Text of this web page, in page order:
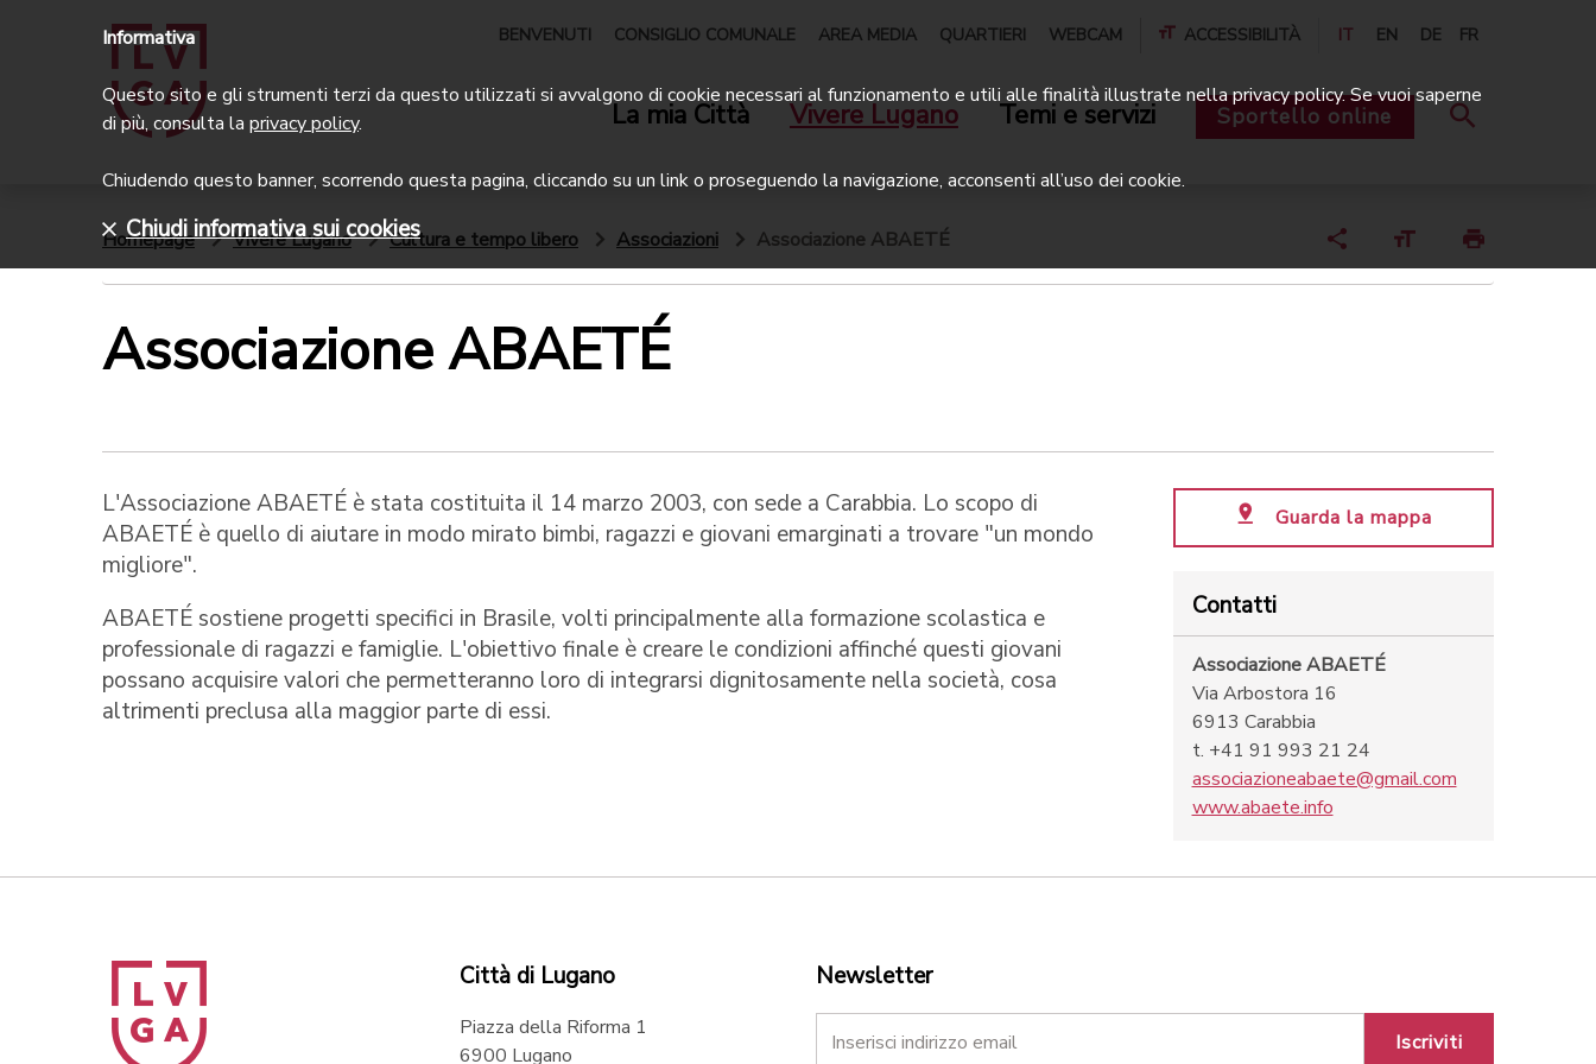
BENVENUTI CONSIGLIO COMUNALE AREA MEDIA QUARTIERI WEBCAM ACCESSIBILITÀ IT EN DE FR
La mia Città Vivere Lugano Temi e servizi Sportello online
Homepage Vivere Lugano Cultura e tempo libero Associazioni Associazione ABAETÉ
Associazione ABAETÉ
L'Associazione ABAETÉ è stata costituita il 14 marzo 2003, con sede a Carabbia. Lo scopo di
ABAETÉ è quello di aiutare in modo mirato bimbi, ragazzi e giovani emarginati a trovare "un mondo
migliore".
ABAETÉ sostiene progetti specifici in Brasile, volti principalmente alla formazione scolastica e
professionale di ragazzi e famiglie. L'obiettivo finale è creare le condizioni affinché questi giovani
possano acquisire valori che permetteranno loro di integrarsi dignitosamente nella società, cosa
altrimenti preclusa alla maggior parte di essi.
Guarda la mappa
Contatti
Associazione ABAETÉ
Via Arbostora 16
6913 Carabbia
t. +41 91 993 21 24
associazioneabaete@gmail.com
www.abaete.info
Città di Lugano
Piazza della Riforma 1
6900 Lugano
Newsletter
Iscriviti
Informativa
Questo sito e gli strumenti terzi da questo utilizzati si avvalgono di cookie necessari al funzionamento e utili alle finalità illustrate nella privacy policy. Se vuoi saperne
di più, consulta la privacy policy.
Chiudendo questo banner, scorrendo questa pagina, cliccando su un link o proseguendo la navigazione, acconsenti all’uso dei cookie.
Chiudi informativa sui cookies